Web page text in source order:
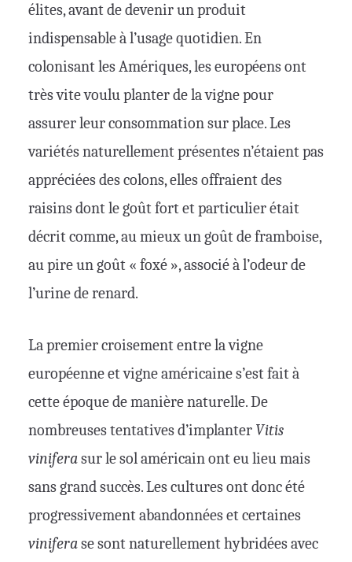
élites, avant de devenir un produit
indispensable à l’usage quotidien. En
colonisant les Amériques, les européens ont
très vite voulu planter de la vigne pour
assurer leur consommation sur place. Les
variétés naturellement présentes n’étaient pas
appréciées des colons, elles offraient des
raisins dont le goût fort et particulier était
décrit comme, au mieux un goût de framboise,
au pire un goût « foxé », associé à l’odeur de
l’urine de renard.
La premier croisement entre la vigne
européenne et vigne américaine s’est fait à
cette époque de manière naturelle. De
nombreuses tentatives d’implanter Vitis
viniferasur le sol américain ont eu lieu mais
sans grand succès. Les cultures ont donc été
progressivement abandonnées et certaines
viniferase sont naturellement hybridées avec